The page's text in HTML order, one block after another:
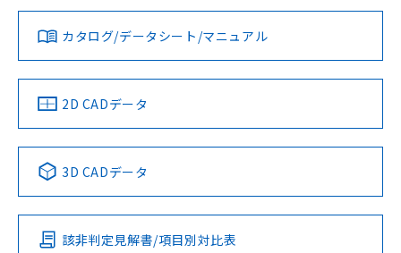
取りつけ穴加工図
ダウンロードデータをご利用いただく前に、以下を必ずお読
みください。
ソフトウェアの使用条件
この製品のRoHS/REACH対応状況ページへ
カタログ/データシート/マニュアル
2D CADデータ
3D CADデータ
該非判定見解書/項目別対比表